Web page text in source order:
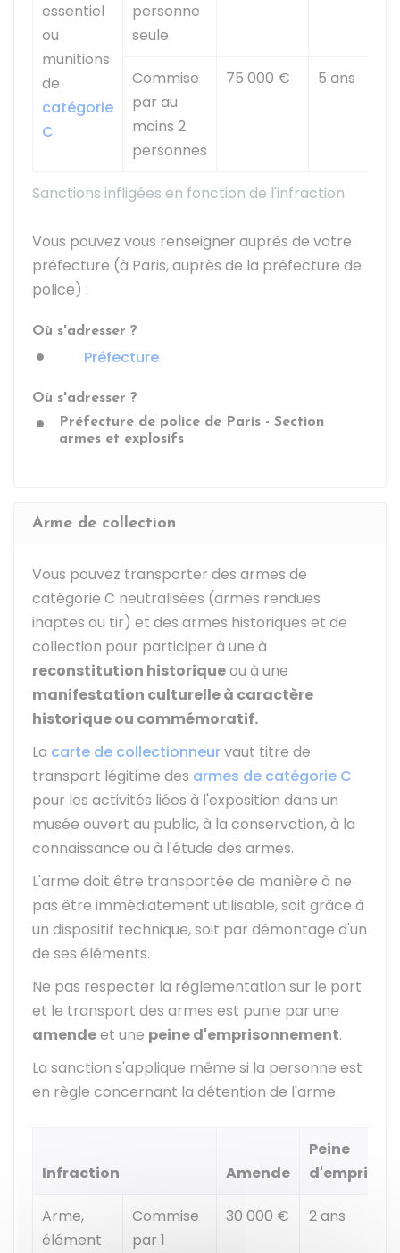
Sanctions infligées en fonction de l'infraction
essentiel
ou
munitions
de
catégorie
C
personne
seule
Commise
par au
moins 2
personnes
75 000 € 5 ans
Vous pouvez vous renseigner auprès de votre
préfecture (à Paris, auprès de la préfecture de
police) :
Où s'adresser ?
Préfecture
Où s'adresser ?
Préfecture de police de Paris - Section
armes et explosifs
Arme de collection
Vous pouvez transporter des armes de
catégorie C neutralisées (armes rendues
inaptes au tir) et des armes historiques et de
collection pour participer à une à
reconstitution historiqueou à une
manifestation culturelle à caractère
historique ou commémoratif.
La carte de collectionneurvaut titre de
transport légitime des armes de catégorie C
pour les activités liées à l'exposition dans un
musée ouvert au public, à la conservation, à la
connaissance ou à l'étude des armes.
L'arme doit être transportée de manière à ne
pas être immédiatement utilisable, soit grâce à
un dispositif technique, soit par démontage d'un
de ses éléments.
Ne pas respecter la réglementation sur le port
et le transport des armes est punie par une
amendeet une peine d'emprisonnement.
La sanction s'applique même si la personne est
en règle concernant la détention de l'arme.
Infraction Amende
Peine
Arme,
élément
Commise
par 1
30 000 € 2 ans